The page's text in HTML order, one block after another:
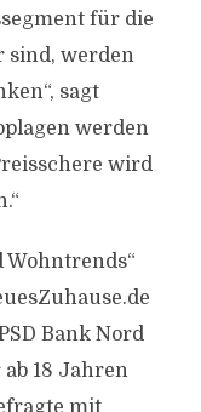
für die
sind, werden
sagt
werden
wird
Wohntrends“
Bank Nord
18 Jahren
mit